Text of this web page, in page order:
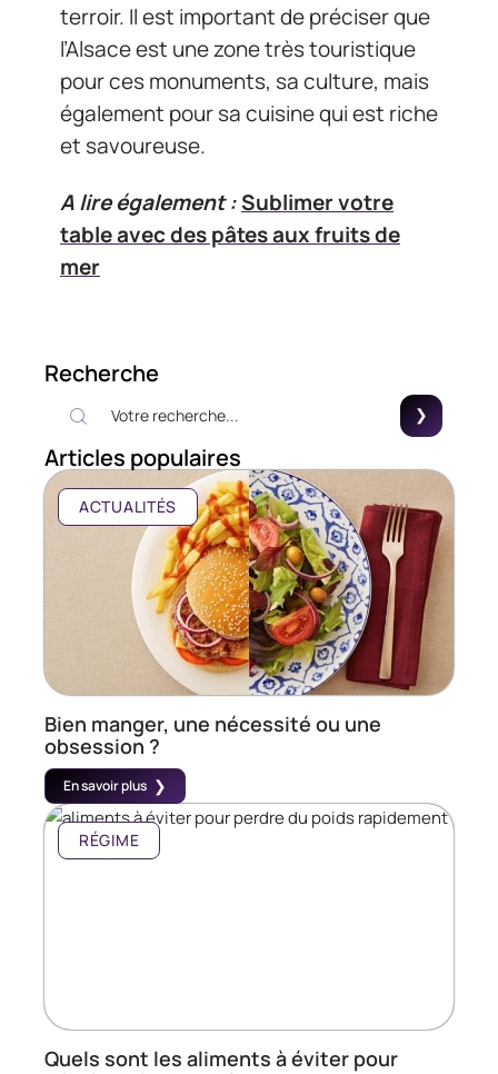
terroir. Il est important de préciser que
l’Alsace est une zone très touristique
pour ces monuments, sa culture, mais
également pour sa cuisine qui est riche
et savoureuse.
A lire également :Sublimer votre
table avec des pâtes aux fruits de
mer
Recherche
Articles populaires
ACTUALITÉS
Bien manger, une nécessité ou une
obsession ?
En savoir plus
RÉGIME
Quels sont les aliments à éviter pour